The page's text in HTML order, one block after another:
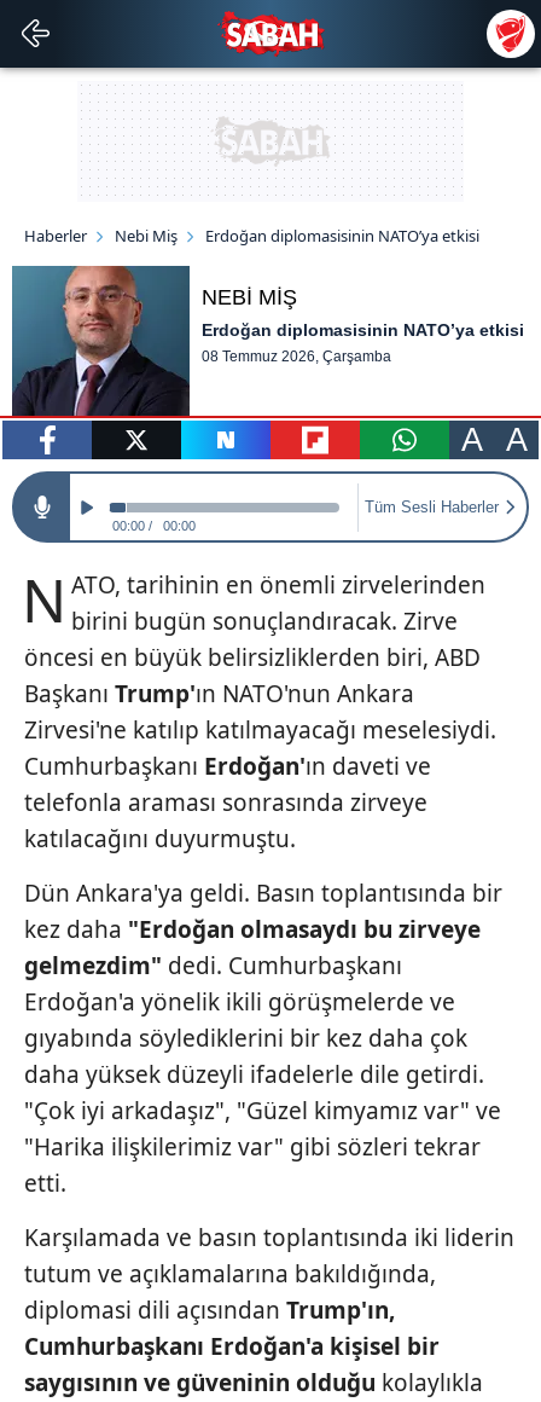
Haberler Nebi Miş Erdoğan diplomasisinin NATO’ya etkisi
NEBİ MİŞ
Erdoğan diplomasisinin NATO’ya etkisi
08 Temmuz 2026, Çarşamba
paylaş tweetle paylaş paylaş paylaş
A A
00:00 00:00
Tüm Sesli Haberler
N ATO, tarihinin en önemli zirvelerinden
birini bugün sonuçlandıracak. Zirve
öncesi en büyük belirsizliklerden biri, ABD
Başkanı Trump'ın NATO'nun Ankara
Zirvesi'ne katılıp katılmayacağı meselesiydi.
Cumhurbaşkanı Erdoğan'ın daveti ve
telefonla araması sonrasında zirveye
katılacağını duyurmuştu.
Dün Ankara'ya geldi. Basın toplantısında bir
kez daha "Erdoğan olmasaydı bu zirveye
gelmezdim" dedi. Cumhurbaşkanı
Erdoğan'a yönelik ikili görüşmelerde ve
gıyabında söylediklerini bir kez daha çok
daha yüksek düzeyli ifadelerle dile getirdi.
"Çok iyi arkadaşız", "Güzel kimyamız var" ve
"Harika ilişkilerimiz var" gibi sözleri tekrar
etti.
Karşılamada ve basın toplantısında iki liderin
tutum ve açıklamalarına bakıldığında,
diplomasi dili açısından Trump'ın,
Cumhurbaşkanı Erdoğan'a kişisel bir
saygısının ve güveninin olduğu kolaylıkla